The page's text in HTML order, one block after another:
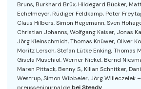
Bruns, Burkhard Brüx, Hildegard Bücker,
Echelmeyer, Rüdiger Feldkamp, Peter
Claus Hilbers, Simon Hegemann, Sven
Christian Johanns, Wolfgang Kaiser, Jonas
Jörg Kleinschmidt, Thomas Knüwer, Oliver
Moritz Lersch, Stefan Lütke Enking, Thomas
Gisela Muschiol, Werner Nickel, Bernd
Maren Pittack, Benny S., Kilian Schnitker,
Westrup, Simon Wibbeler, Jörg Willeczelek